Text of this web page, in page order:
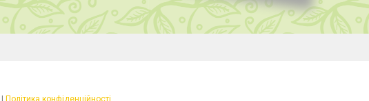
Політика конфіденційності